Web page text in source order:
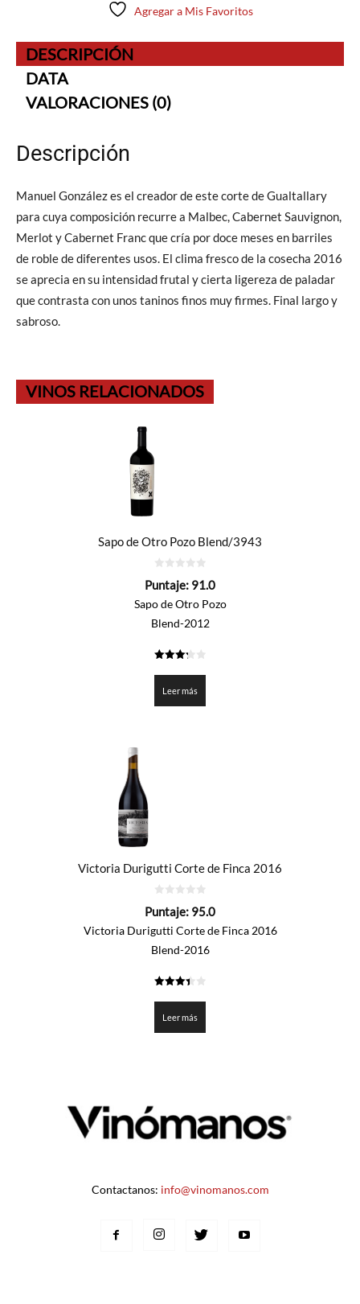
Agregar a Mis Favoritos
DESCRIPCIÓN
DATA
VALORACIONES (0)
Descripción
Manuel González es el creador de este corte de Gualtallary
para cuya composición recurre a Malbec, Cabernet Sauvignon,
Merlot y Cabernet Franc que cría por doce meses en barriles
de roble de diferentes usos. El clima fresco de la cosecha 2016
se aprecia en su intensidad frutal y cierta ligereza de paladar
que contrasta con unos taninos finos muy firmes. Final largo y
sabroso.
VINOS RELACIONADOS
Sapo de Otro Pozo Blend/3943
de
Puntaje: 91.0
Sapo de Otro Pozo
Blend-2012
Leer más
Victoria Durigutti Corte de Finca 2016
de
Puntaje: 95.0
Victoria Durigutti Corte de Finca 2016
Blend-2016
Leer más
Contactanos: info@vinomanos.com